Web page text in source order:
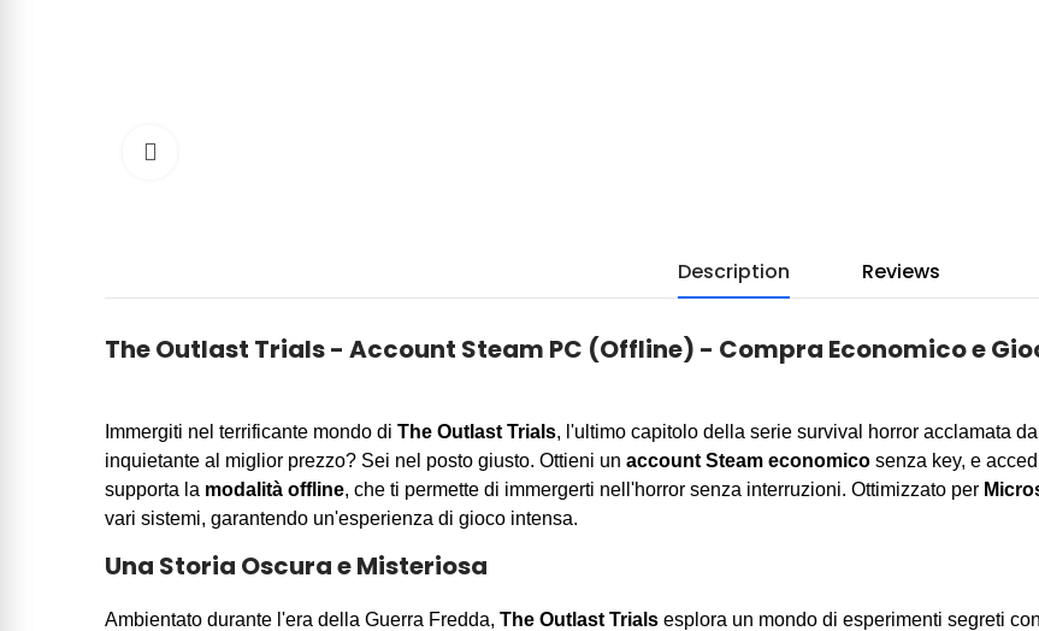
Description Reviews
The Outlast Trials - Account Steam PC (Offline) - Compra Economico e
Immergiti nel terrificante mondo di The Outlast Trials, l'ultimo capitolo della serie survival horror acclamata
inquietante al miglior prezzo? Sei nel posto giusto. Ottieni un account Steam economico senza key, e
supporta la modalità offline, che ti permette di immergerti nell'horror senza interruzioni. Ottimizzato per
vari sistemi, garantendo un'esperienza di gioco intensa.
Una Storia Oscura e Misteriosa
Ambientato durante l'era della Guerra Fredda, The Outlast Trials esplora un mondo di esperimenti segreti